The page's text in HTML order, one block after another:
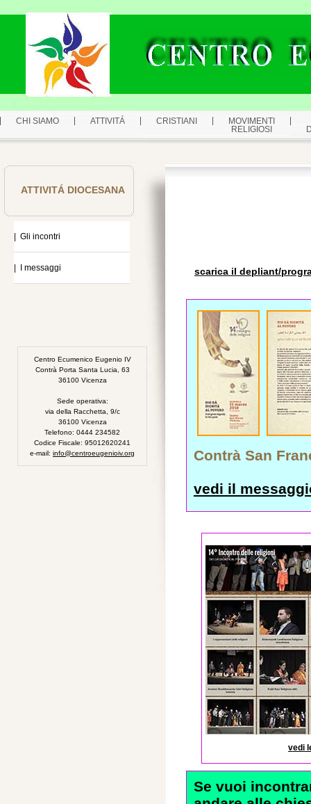
CHI SIAMO ATTIVITÁ CRISTIANI
MOVIMENTI
RELIGIOSI
ATTIVITÁ DIOCESANA
| Gli incontri
| I messaggi
Centro Ecumenico Eugenio IV
Contrà Porta Santa Lucia, 63
36100 Vicenza
Sede operativa:
via della Racchetta, 9/c
36100 Vicenza
Telefono: 0444 234582
Codice Fiscale: 95012620241
e-mail: info@centroeugenioiv.org
scarica il depliant/
Contrà San
vedi il
vedi
Se vuoi